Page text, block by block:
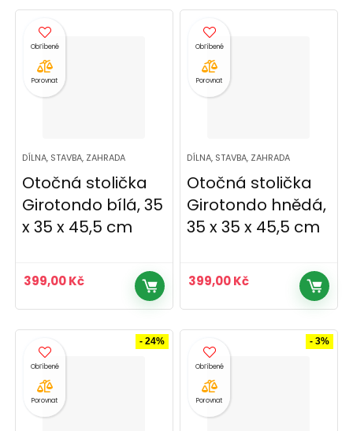
199,00 Kč.
499,00 Kč.
Porovnat
DÍLNA, STAVBA, ZAHRADA
Otočná stolička
Girotondo bílá, 35
x 35 x 45,5 cm
399,00Kč
Porovnat
DÍLNA, STAVBA, ZAHRADA
Otočná stolička
Girotondo hnědá,
35 x 35 x 45,5 cm
399,00Kč
Porovnat
- 24%
Porovnat
- 3%